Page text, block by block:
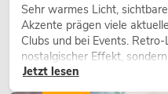
Sehr warmes Licht,
Akzente prägen viele
Clubs und bei Events.
nostalgischer Effekt,
Gestaltungsmittel: Es schafft
Jetzt lesen